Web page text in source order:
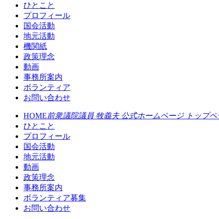
ひとこと
プロフィール
国会活動
地元活動
機関紙
政策理念
動画
事務所案内
ボランティア
お問い合わせ
HOME前衆議院議員 牧義夫 公式ホームページ トップペ
ひとこと
プロフィール
国会活動
地元活動
動画
政策理念
事務所案内
ボランティア募集
お問い合わせ